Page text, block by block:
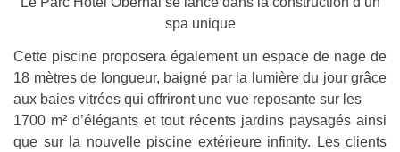
spa unique
Cette piscine proposera également un espace de nage de
18 mètres de longueur, baigné par la lumière du jour grâce
aux baies vitrées qui offriront une vue reposante sur les
1700 m² d’élégants et tout récents jardins paysagés ainsi
que sur la nouvelle piscine extérieure infinity. Les clients